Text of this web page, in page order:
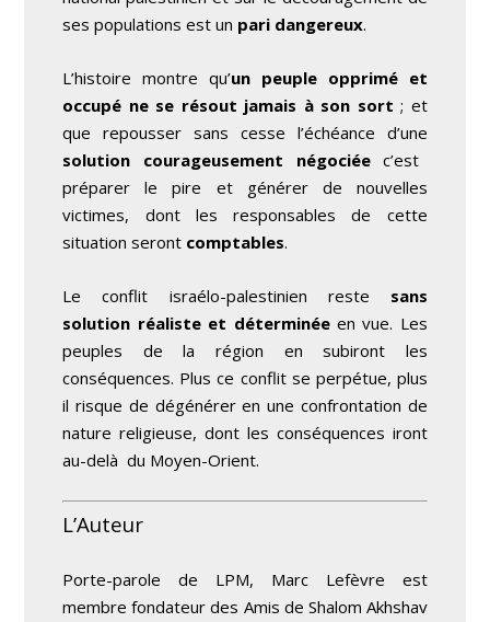
ses populations est un pari dangereux.
L’histoire montre qu’un peuple opprimé et
occupé ne se résout jamais à son sort ; et
que repousser sans cesse l’échéance d’une
solution courageusement négociéec’est
préparer le pire et générer de nouvelles
victimes, dont les responsables de cette
situation seront comptables.
Le conflit israélo-palestinien reste sans
solution réaliste et déterminéeen vue. Les
peuples de la région en subiront les
conséquences. Plus ce conflit se perpétue, plus
il risque de dégénérer en une confrontation de
nature religieuse, dont les conséquences iront
au-delà du Moyen-Orient.
L’Auteur
Porte-parole de LPM, Marc Lefèvre est
membre fondateur des Amis de Shalom Akhshav